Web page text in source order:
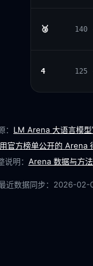
🥉 140
4 125
： LM Arena 大语言模
官方榜单公开的 Arena
说明： Arena 数据与方
近数据同步： 2026-02-